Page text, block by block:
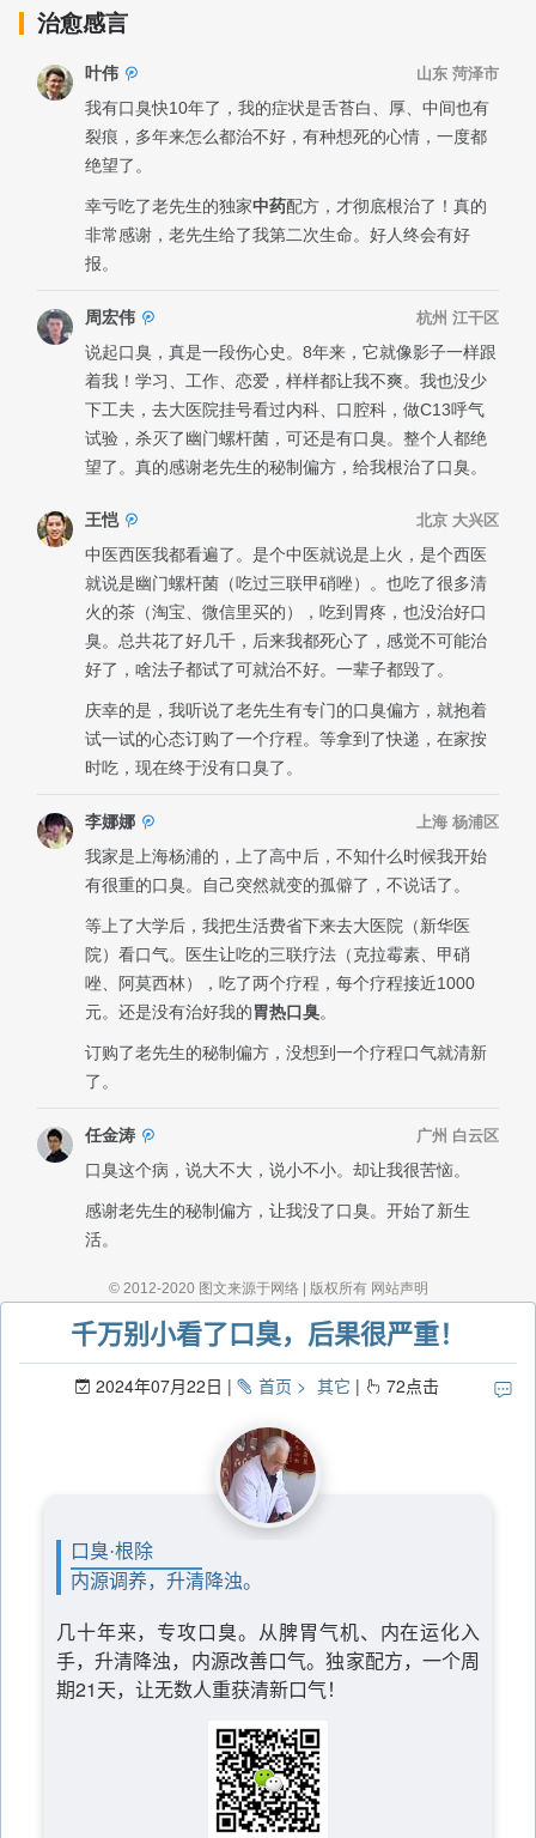
千万别小看了口臭，后果很严重！
2024年07月22日 首页 其它 72点击
口臭·根除
内源调养，升清降浊。
几十年来，专攻口臭。从脾胃气机、内在运化入
手，升清降浊，内源改善口气。独家配方，一个周
期21天，让无数人重获清新口气！